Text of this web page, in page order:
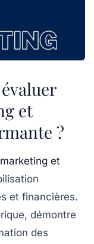
et
?
marketing et
et financières.
démontre
des